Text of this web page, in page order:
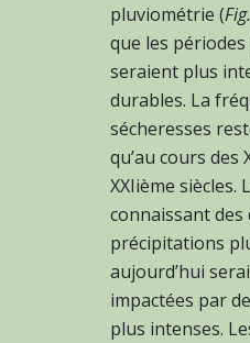
pluviométrie (
que les périodes
seraient plus
durables. La
sécheresses
qu’au cours des
XXIième siècles.
connaissant des
précipitations
aujourd’hui
impactées par
plus intenses.